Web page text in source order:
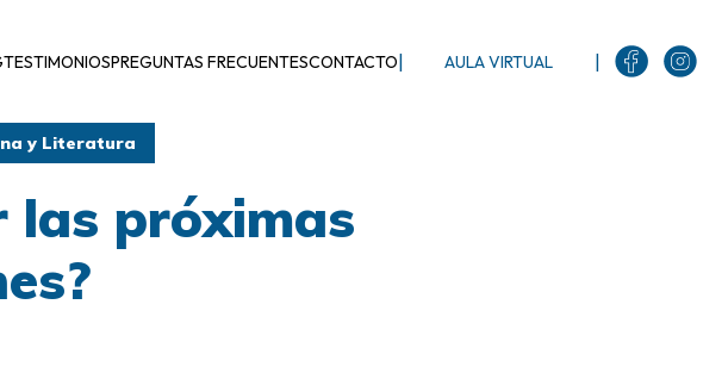
TESTIMONIOSPREGUNTAS FRECUENTESCONTACTO| AULA VIRTUAL |
y Literatura
las próximas